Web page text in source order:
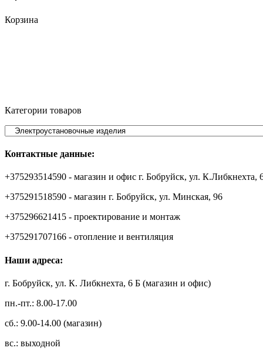
Корзина
Категории товаров
Контактные данные:
+375293514590 - магазин и офис г. Бобруйск, ул. К.Либкнехта,
+375291518590 - магазин г. Бобруйск, ул. Минская, 96
+375296621415 - проектирование и монтаж
+375291707166 - отопление и вентиляция
Наши адреса:
г. Бобруйск, ул. К. Либкнехта, 6 Б (магазин и офис)
пн.-пт.: 8.00-17.00
сб.: 9.00-14.00 (магазин)
вс.: выходной